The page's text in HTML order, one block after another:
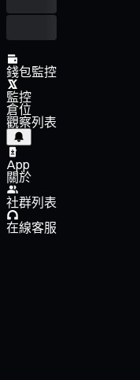
錢包監控
監控
倉位
觀察列表
App
關於
社群列表
在線客服